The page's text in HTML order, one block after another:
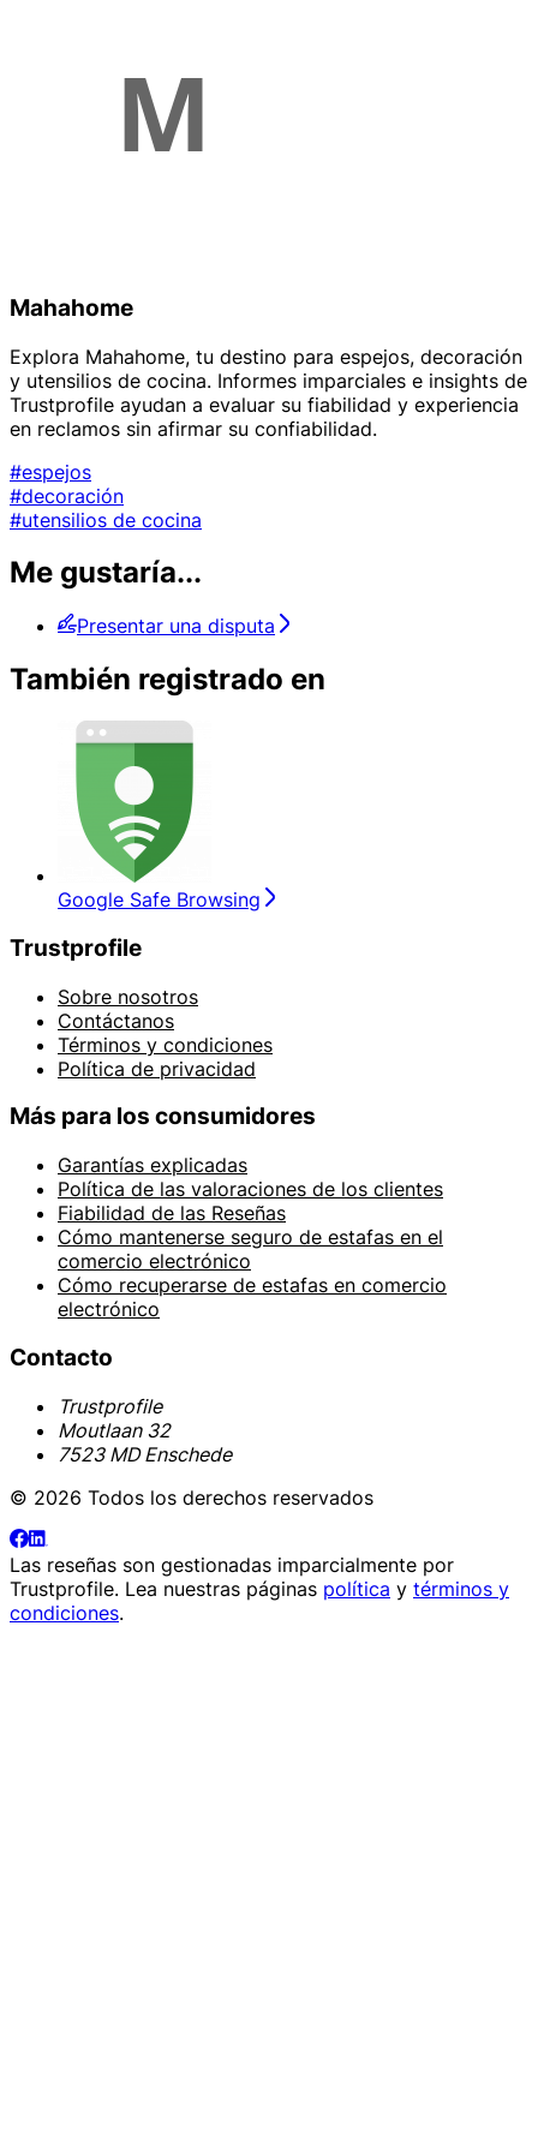
Mahahome
Explora Mahahome, tu destino para espejos, decoración
y utensilios de cocina. Informes imparciales e insights de
Trustprofile ayudan a evaluar su fiabilidad y experiencia
en reclamos sin afirmar su confiabilidad.
#espejos
#decoración
#utensilios de cocina
Me gustaría...
Presentar una disputa
También registrado en
Google Safe Browsing
Trustprofile
Sobre nosotros
Contáctanos
Términos y condiciones
Política de privacidad
Más para los consumidores
Garantías explicadas
Política de las valoraciones de los clientes
Fiabilidad de las Reseñas
Cómo mantenerse seguro de estafas en el
comercio electrónico
Cómo recuperarse de estafas en comercio
electrónico
Contacto
Trustprofile
Moutlaan 32
7523 MD Enschede
© 2026 Todos los derechos reservados
Las reseñas son gestionadas imparcialmente por
Trustprofile. Lea nuestras páginas política y términos y
condiciones.